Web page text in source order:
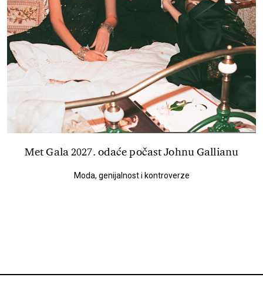
Met Gala 2027. odaće počast Johnu Gallianu
Moda, genijalnost i kontroverze